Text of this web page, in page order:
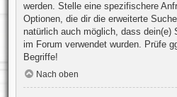
werden. Stelle eine spezifischere
Optionen, die dir die erweiterte
natürlich auch möglich, dass dein(e)
im Forum verwendet wurden. Prüfe
Begriffe!
Nach oben